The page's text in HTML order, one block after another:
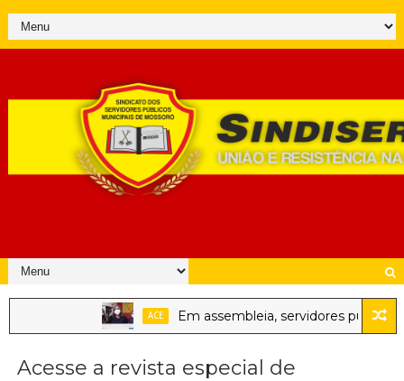
ACE Em assembleia, servidores públicos
Acesse a revista especial de